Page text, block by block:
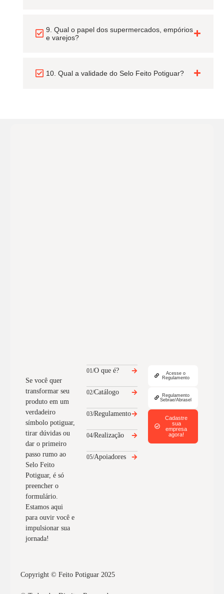
9. Qual o papel dos supermercados, empórios
e varejos?
10. Qual a validade do Selo Feito Potiguar?
Se você quer
transformar seu
produto em um
verdadeiro
símbolo potiguar,
tirar dúvidas ou
dar o primeiro
passo rumo ao
Selo Feito
Potiguar, é só
preencher o
formulário.
Estamos aqui
para ouvir você e
impulsionar sua
jornada!
01/O que é?
02/Catálogo
03/Regulamento
04/Realização
05/Apoiadores
Acesse o
Regulamento
Regulamento
Sebrae/Abrasel
Cadastre
sua
empresa
agora!
Copyright © Feito Potiguar 2025